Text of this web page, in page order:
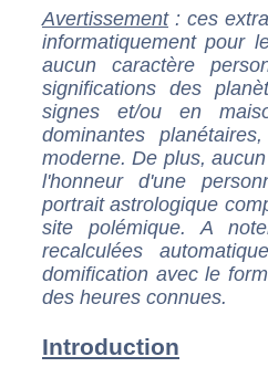
Avertissement: ces
informatiquement pour
aucun caractère
significations des
signes et/ou en
dominantes
moderne. De plus,
l'honneur d'une
portrait astrologique
site polémique. A
recalculées
domification avec le
des heures connues.
Introduction